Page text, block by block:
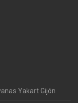
Yakart Gijón